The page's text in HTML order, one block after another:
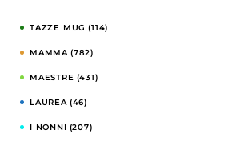
TAZZE MUG (114)
MAMMA (782)
MAESTRE (431)
LAUREA (46)
I NONNI (207)